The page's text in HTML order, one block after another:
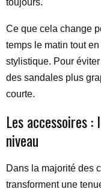
toujours.
Ce que cela change
temps le matin tout
stylistique. Pour éviter
des sandales plus
courte.
Les accessoires
niveau
Dans la majorité des
transforment une